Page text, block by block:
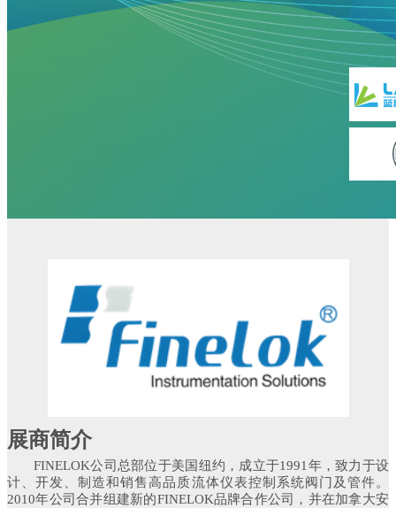
展商简介
FINELOK公司总部位于美国纽约，成立于1991年，致力于设
计、开发、制造和销售高品质流体仪表控制系统阀门及管件。
2010年公司合并组建新的FINELOK品牌合作公司，并在加拿大安